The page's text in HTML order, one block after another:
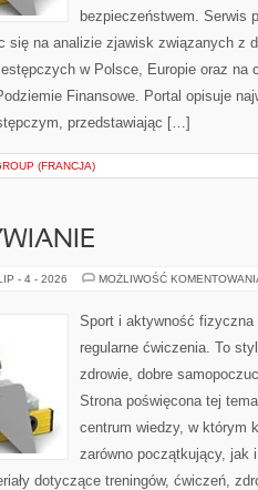
bezpieczeństwem. Serwis
się na analizie zjawisk związanych z
w Polsce, Europie oraz na
Finansowe. Portal opisuje
przedstawiając […]
(FRANCJA)
- 4 - 2026 MOŻLIWOŚĆ
Sport i aktywność
regularne ćwiczenia. To
zdrowie, dobre
Strona poświęcona tej
centrum wiedzy, w którym
zarówno początkujący, jak
dotyczące treningów, ćwiczeń,